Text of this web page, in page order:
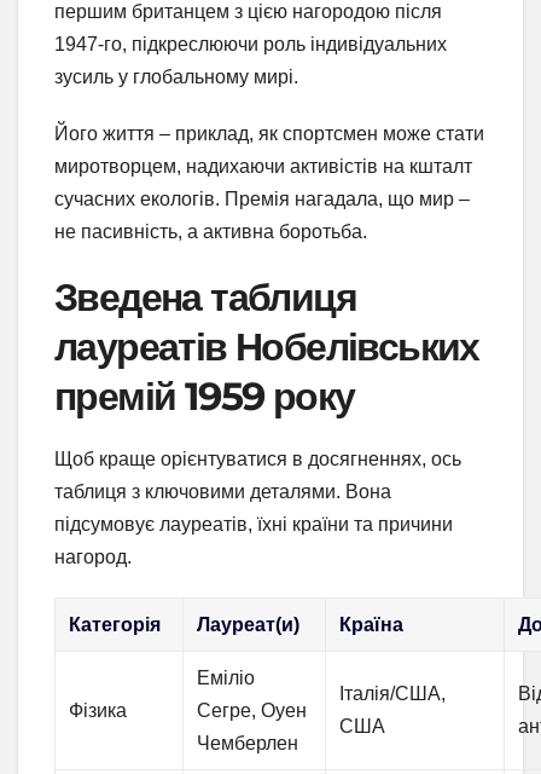
першим британцем з цією нагородою після
1947-го, підкреслюючи роль індивідуальних
зусиль у глобальному мирі.
Його життя – приклад, як спортсмен може стати
миротворцем, надихаючи активістів на кшталт
сучасних екологів. Премія нагадала, що мир –
не пасивність, а активна боротьба.
Зведена таблиця
лауреатів Нобелівських
премій 1959 року
Щоб краще орієнтуватися в досягненнях, ось
таблиця з ключовими деталями. Вона
підсумовує лауреатів, їхні країни та причини
нагород.
Категорія Лауреат(и) Країна
Фізика
Еміліо
Сегре, Оуен
Чемберлен
Італія/США,
США